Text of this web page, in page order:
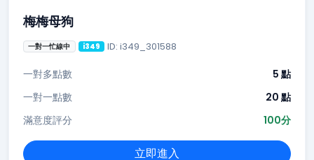
梅梅母狗
一對一忙線中 i349 ID: i349_301588
一對多點數
5 點
一對一點數
20 點
滿意度評分
100分
立即進入